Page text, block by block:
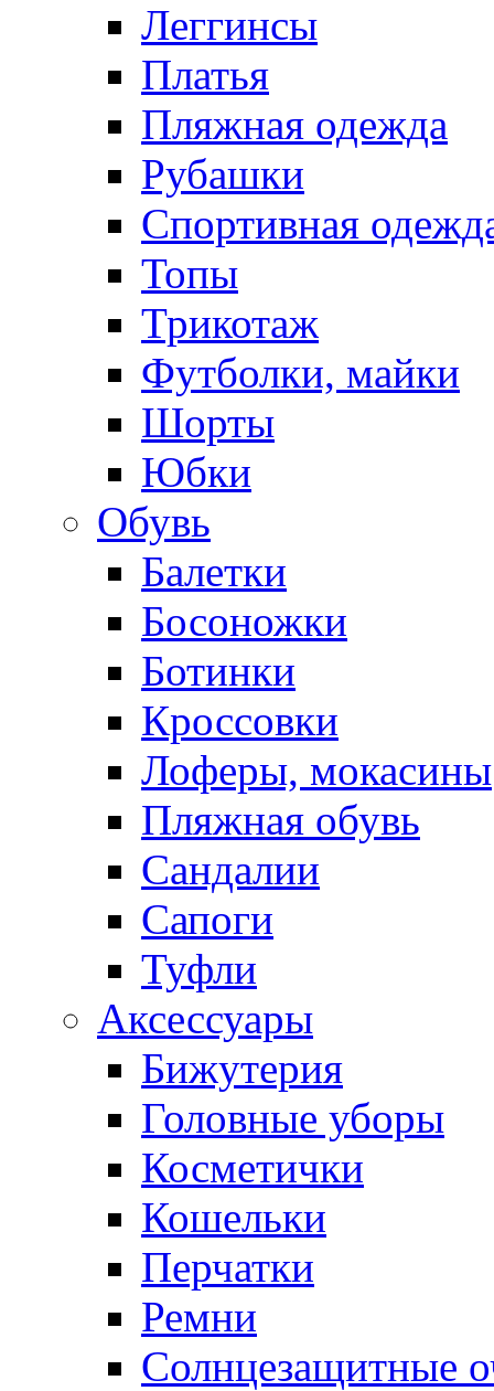
Леггинсы
Платья
Пляжная одежда
Рубашки
Спортивная
Топы
Трикотаж
Футболки, майки
Шорты
Юбки
Обувь
Балетки
Босоножки
Ботинки
Кроссовки
Лоферы, мокасины
Пляжная обувь
Сандалии
Сапоги
Туфли
Аксессуары
Бижутерия
Головные уборы
Косметички
Кошельки
Перчатки
Ремни
Солнцезащитные